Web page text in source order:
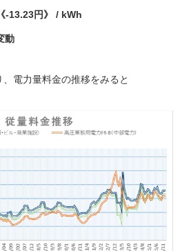
-13.23円》 / kWh
動
電力量料金の推移をみると